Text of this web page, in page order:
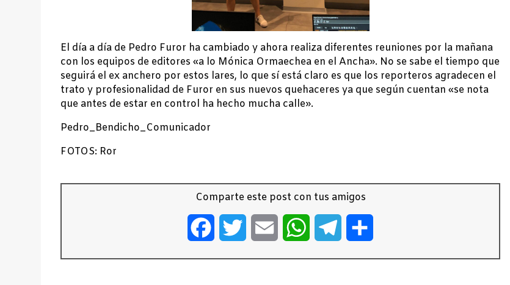
El día a día de Pedro Furor ha cambiado y ahora realiza diferentes reuniones por la mañana
con los equipos de editores «a lo Mónica Ormaechea en el Ancha». No se sabe el tiempo que
seguirá el ex anchero por estos lares, lo que sí está claro es que los reporteros agradecen el
trato y profesionalidad de Furor en sus nuevos quehaceres ya que según cuentan «se nota
que antes de estar en control ha hecho mucha calle».
Pedro_Bendicho_Comunicador
FOTOS: Ror
Comparte este post con tus amigos
FacebookTwitter Email WhatsAppTelegram